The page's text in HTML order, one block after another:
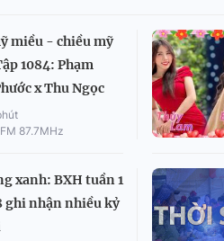
miều - chiều mỹ
1084: Phạm
x Thu Ngọc
87.7MHz
xanh: BXH tuần 1
ghi nhận nhiều kỷ